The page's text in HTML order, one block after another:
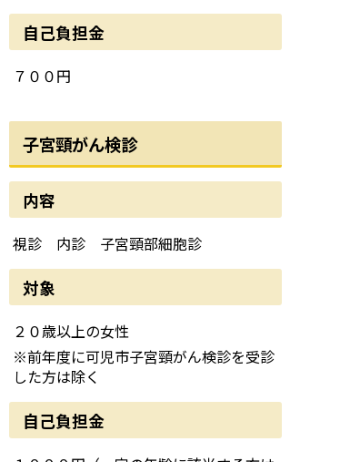
自己負担金
７００円
子宮頸がん検診
内容
視診 内診 子宮頸部細胞診
対象
２０歳以上の女性
※前年度に可児市子宮頸がん検診を受診
した方は除く
自己負担金